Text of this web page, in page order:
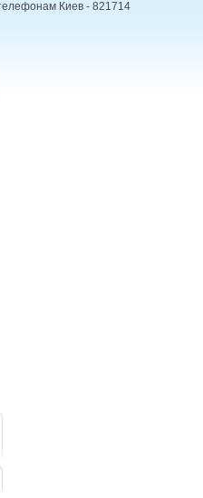
Киев - 821714